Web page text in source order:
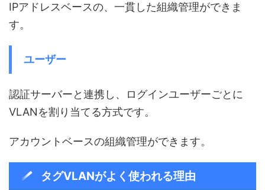
IPアドレスベースの、一貫した組織管理ができま
す。
ユーザー
認証サーバーと連携し、ログインユーザーごとに
VLANを割り当てる方式です。
アカウントベースの組織管理ができます。
タグVLANがよく使われる理由